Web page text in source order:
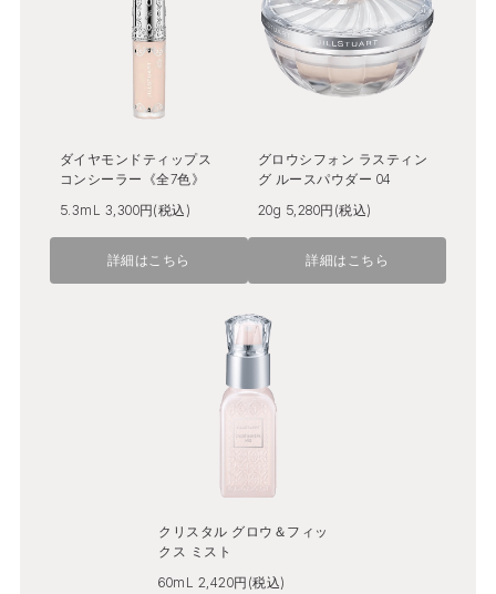
ダイヤモンドティップス
コンシーラー《全7色》
5.3mL 3,300円(税込)
詳細はこちら
グロウシフォン ラスティン
グ ルースパウダー 04
20g 5,280円(税込)
詳細はこちら
クリスタル グロウ＆フィッ
クス ミスト
60mL 2,420円(税込)